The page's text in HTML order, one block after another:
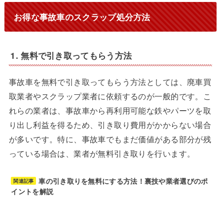
お得な事故車のスクラップ処分方法
1. 無料で引き取ってもらう方法
事故車を無料で引き取ってもらう方法としては、廃車買
取業者やスクラップ業者に依頼するのが一般的です。こ
れらの業者は、事故車から再利用可能な鉄やパーツを取
り出し利益を得るため、引き取り費用がかからない場合
が多いです。特に、事故車でもまだ価値がある部分が残
っている場合は、業者が無料引き取りを行います。
関連記事
車の引き取りを無料にする方法！裏技や業者選びのポ
イントを解説